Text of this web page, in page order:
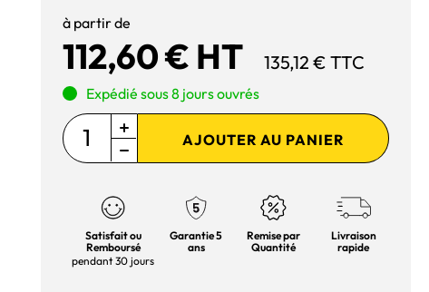
à partir de
112,60 € HT 135,12 € TTC
Expédié sous 8 jours ouvrés
AJOUTER AU PANIER
Satisfait ou
Remboursé
pendant 30 jours
Garantie 5
ans
Remise par
Quantité
Livraison
rapide